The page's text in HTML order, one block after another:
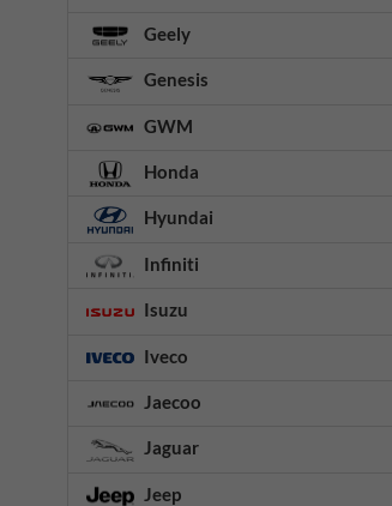
Geely
Genesis
GWM
Honda
Hyundai
Infiniti
Isuzu
Iveco
Jaecoo
Jaguar
Jeep